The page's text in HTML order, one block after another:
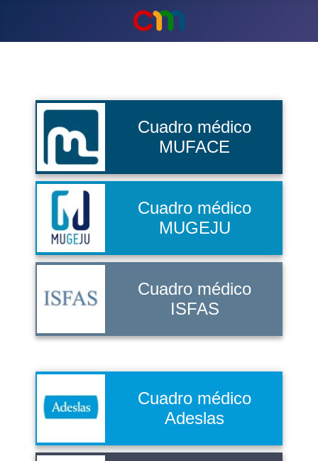
Cuadro médico
MUFACE
Cuadro médico
MUGEJU
Cuadro médico
ISFAS
Cuadro médico
Adeslas